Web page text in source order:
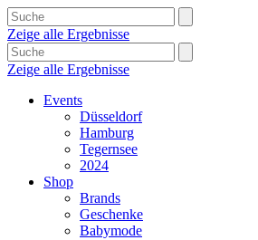
Zeige alle Ergebnisse
Zeige alle Ergebnisse
Events
Düsseldorf
Hamburg
Tegernsee
2024
Shop
Brands
Geschenke
Babymode